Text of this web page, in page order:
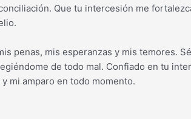
Que tu intercesión me
penas, mis esperanzas y mis temores.
de todo mal. Confiado en tu
mi amparo en todo momento.